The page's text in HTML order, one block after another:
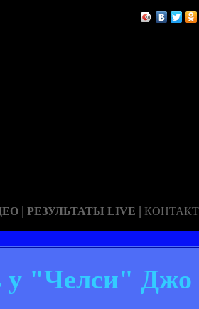
| РЕЗУЛЬТАТЫ LIVE |
у "Челси" Джо